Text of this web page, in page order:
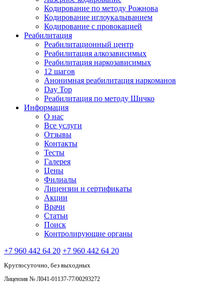
Кодирование по методу Рожнова
Кодирование иглоукалыванием
Кодирование с провокацией
Реабилитация
Реабилитационный центр
Реабилитация алкозависимых
Реабилитация наркозависимых
12 шагов
Анонимная реабилитация наркоманов
Day Top
Реабилитация по методу Шичко
Информация
О нас
Все услуги
Отзывы
Контакты
Тесты
Галерея
Цены
Филиалы
Лицензии и сертификаты
Акции
Врачи
Статьи
Поиск
Контролирующие органы
+7 960 442 64 20 +7 960 442 64 20
Круглосуточно, без выходных
Лицензия № Л041-01137-77/00293272